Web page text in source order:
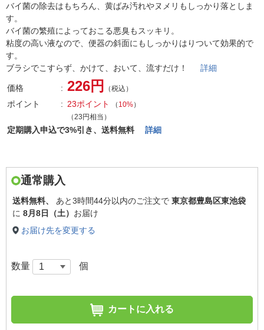
バイ菌の除去はもちろん、黄ばみ汚れやヌメリもしっかり落としま
す。
バイ菌の繁殖によっておこる悪臭もスッキリ。
粘度の高い液なので、便器の斜面にもしっかりはりついて効果的で
す。
ブラシでこすらず、かけて、おいて、流すだけ！ 詳細
価格 226円 （税込）
ポイント 23ポイント （ 10%）
（23円相当）
定期購入申込で3%引き、送料無料 詳細
通常購入
送料無料、 あと3時間44分以内のご注文で 東京都豊島区東池袋
に 8月8日（土） お届け
お届け先を変更する
数量 個
カートに入れる